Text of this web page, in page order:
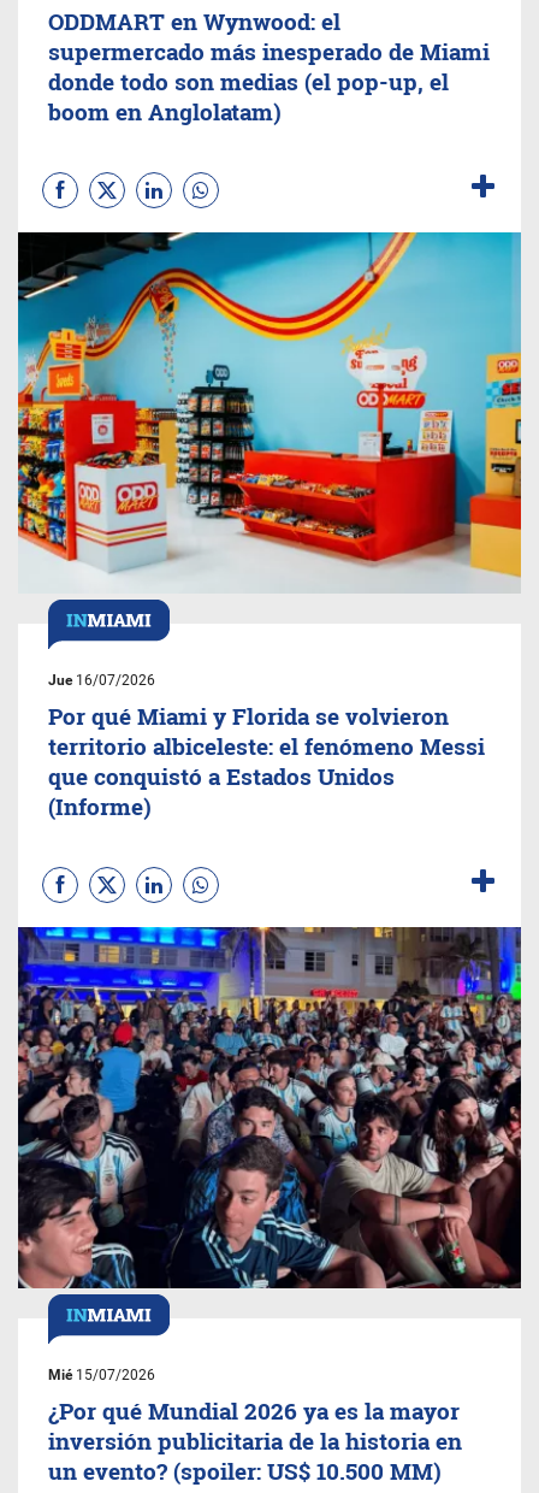
ODDMART en Wynwood: el
supermercado más inesperado de Miami
donde todo son medias (el pop-up, el
boom en Anglolatam)
Jue16/07/2026
Por qué Miami y Florida se volvieron
territorio albiceleste: el fenómeno Messi
que conquistó a Estados Unidos
(Informe)
Mié15/07/2026
¿Por qué Mundial 2026 ya es la mayor
inversión publicitaria de la historia en
un evento? (spoiler: US$ 10.500 MM)